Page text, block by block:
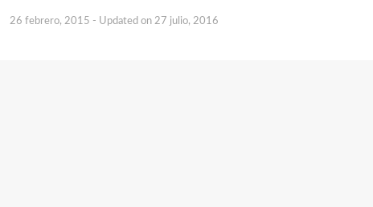
26 febrero, 2015 - Updated on 27 julio, 2016